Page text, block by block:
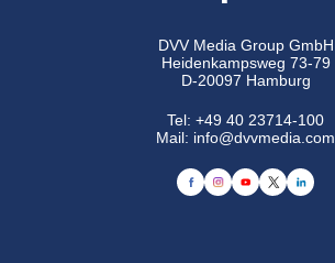
DVV Media Group GmbH
Heidenkampsweg 73-79
D-20097 Hamburg
Tel:+49 40 23714-100
Mail: info@dvvmedia.com